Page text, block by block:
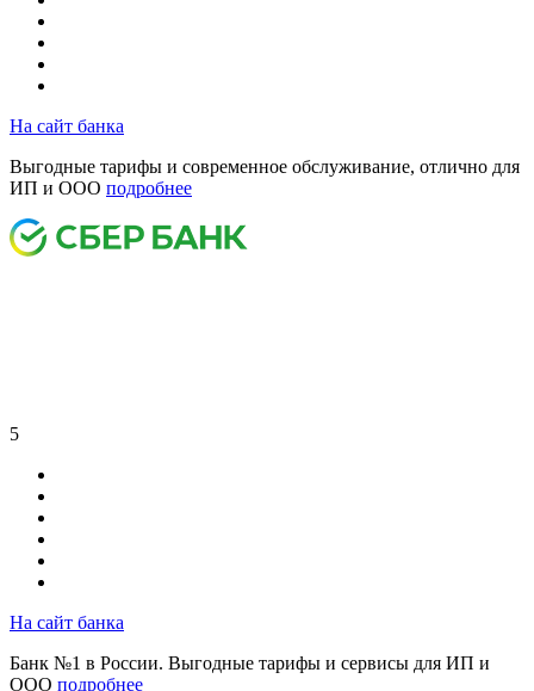
На сайт банка
Выгодные тарифы и современное обслуживание, отлично для
ИП и ООО подробнее
5
На сайт банка
Банк №1 в России. Выгодные тарифы и сервисы для ИП и
ООО подробнее